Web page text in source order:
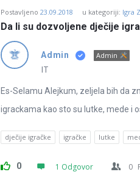
Postavljeno 23.09.2018 u kategoriji: Igra
Da li su dozvoljene dječije
Admin Admin
IT
Es-Selamu Alejkum, zeljela bih da
igrackama kao sto su lutke, mede i
dječije igračke igračke lutke
0 1 Odgovor 0